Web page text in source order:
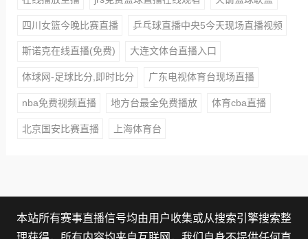
四川女篮今晚比赛直播 乒乓球直播中央5今天现场直播视频
斯诺克在线直播(免费) 大连文体台直播入口
体球网-足球比分,即时比分 广东电视体育台现场直播
nba免费视频直播 地方台最全免费播放 体育cba直播
北京国安比赛直播 上海体育台
本站所有赛事直播信号均由用户收集或从搜索引擎搜索整